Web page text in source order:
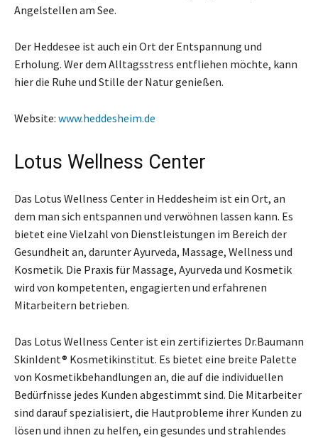
Angelstellen am See.
Der Heddesee ist auch ein Ort der Entspannung und
Erholung. Wer dem Alltagsstress entfliehen möchte, kann
hier die Ruhe und Stille der Natur genießen.
Website: www.heddesheim.de
Lotus Wellness Center
Das Lotus Wellness Center in Heddesheim ist ein Ort, an
dem man sich entspannen und verwöhnen lassen kann. Es
bietet eine Vielzahl von Dienstleistungen im Bereich der
Gesundheit an, darunter Ayurveda, Massage, Wellness und
Kosmetik. Die Praxis für Massage, Ayurveda und Kosmetik
wird von kompetenten, engagierten und erfahrenen
Mitarbeitern betrieben.
Das Lotus Wellness Center ist ein zertifiziertes Dr.Baumann
SkinIdent® Kosmetikinstitut. Es bietet eine breite Palette
von Kosmetikbehandlungen an, die auf die individuellen
Bedürfnisse jedes Kunden abgestimmt sind. Die Mitarbeiter
sind darauf spezialisiert, die Hautprobleme ihrer Kunden zu
lösen und ihnen zu helfen, ein gesundes und strahlendes